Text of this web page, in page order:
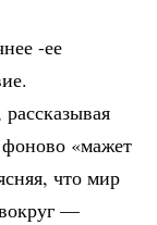
-ее
«мажет
что мир
—